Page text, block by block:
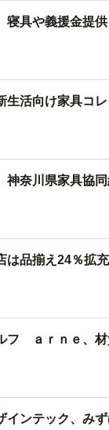
具や義援金提供
活向け家具コレ
奈川県家具協同
品揃え24％拡充
フ ａｒｎｅ、材
ンテック、みず